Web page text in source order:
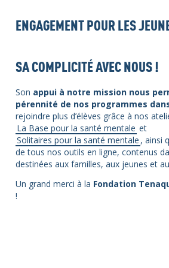
ENGAGEMENT POUR LES
SA COMPLICITÉ AVEC NOUS !
Son appui à notre mission nous
pérennité de nos programmes
rejoindre plus d’élèves grâce à nos
La Base pour la santé mentale et
Solitaires pour la santé mentale , ainsi
de tous nos outils en ligne, contenus
destinées aux familles, aux jeunes et
Un grand merci à la Fondation
!